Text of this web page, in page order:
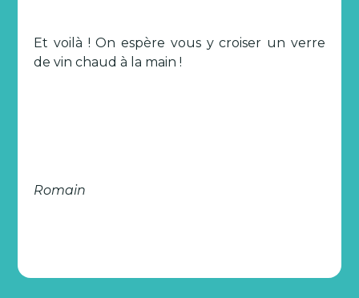
Et voilà ! On espère vous y croiser un verre
de vin chaud à la main !
Romain